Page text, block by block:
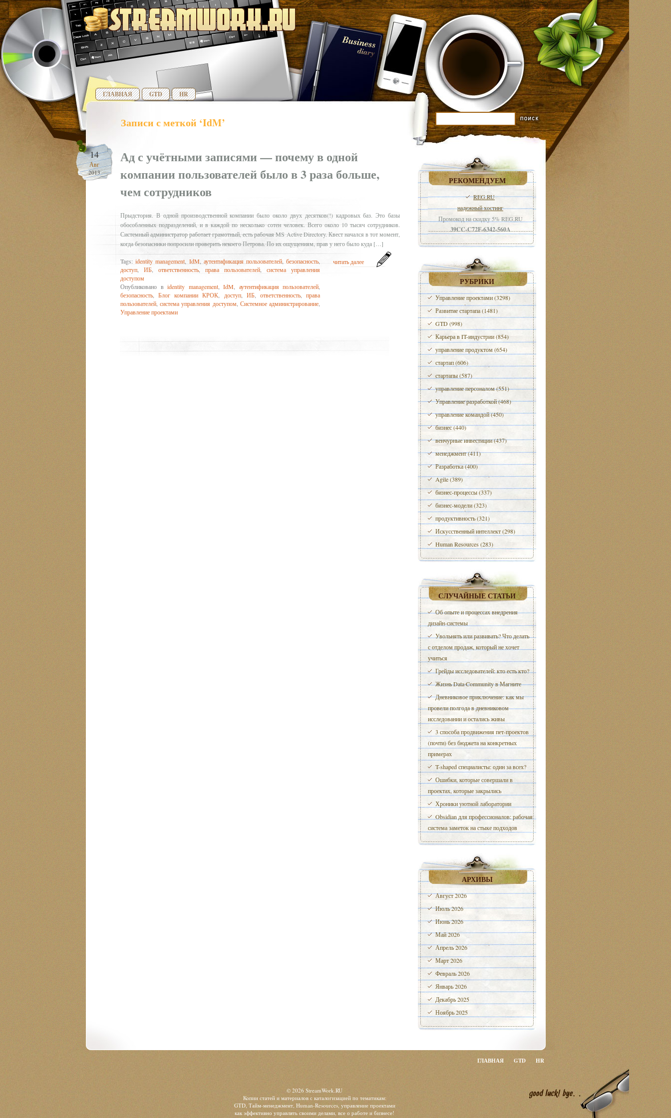
ГЛАВНАЯ GTD HR
Записи с меткой ‘IdM’
14
Авг
2013
Ад с учётными записями — почему в одной
компании пользователей было в 3 раза больше,
чем сотрудников
Прыдстория. В одной производственной компании было около двух десятков(!) кадровых баз. Это базы
обособленных подразделений, и в каждой по несколько сотен человек. Всего около 10 тысяч сотрудников.
Системный администратор работает грамотный, есть рабочая MS Active Directory. Квест начался в тот момент,
когда безопасники попросили проверить некоего Петрова. По их ощущениям, прав у него было куда […]
Tags:identity management IdM, аутентификация пользователей,безопасность
доступ
ИБ ответственность права пользователей
система управления
доступом
Опубликовано в identity management, IdM аутентификация пользователей
безопасность ,Блог компании КРОК доступ, ИБ, ответственность,права
пользователей ,система управления доступом, Системное администрирование
Управление проектами
читать далее
РЕКОМЕНДУЕМ
REG.RU
надежный хостинг
Промокод на скидку 5% REG.RU
39CC-C72F-6342-560A
РУБРИКИ
Управление проектами (3298)
Развитие стартапа (1481)
GTD (998)
Карьера в IT-индустрии (854)
управление продуктом (654)
стартап (606)
стартапы (587)
управление персоналом (551)
Управление разработкой (468)
управление командой (450)
бизнес (440)
венчурные инвестиции (437)
менеджмент (411)
Разработка (400)
Agile (389)
бизнес-процессы (337)
бизнес-модели (323)
продуктивность (321)
Искусственный интеллект (298)
Human Resources (283)
СЛУЧАЙНЫЕ СТАТЬИ
Об опыте и процессах внедрения
дизайн-системы
Увольнять или развивать? Что делать
с отделом продаж, который не хочет
учиться
Грейды исследователей: кто есть кто?
Жизнь Data Community в Магните
Дневниковое приключение: как мы
провели полгода в дневниковом
исследовании и остались живы
3 способа продвижения пет-проектов
(почти) без бюджета на конкретных
примерах
T-shaped специалисты: один за всех?
Ошибки, которые совершали в
проектах, которые закрылись
Хроники уютной лаборатории
Obsidian для профессионалов: рабочая
система заметок на стыке подходов
АРХИВЫ
Август 2026
Июль 2026
Июнь 2026
Май 2026
Апрель 2026
Март 2026
Февраль 2026
Январь 2026
Декабрь 2025
Ноябрь 2025
ГЛАВНАЯ GTD HR
© 2026 StreamWork.RU
Копии статей и материалов с каталогизацией по тематикам:
GTD, Тайм-менеджмент, Human-Resources, управление проектами
как эффективно управлять своими делами, все о работе и бизнесе!